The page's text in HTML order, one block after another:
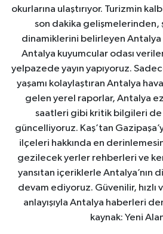
okurlarına ulaştırıyor. Turizmin
son dakika gelişmelerinden,
dinamiklerini belirleyen Antalya
Antalya kuyumcular odası
yelpazede yayın yapıyoruz.
yaşamı kolaylaştıran Antalya
gelen yerel raporlar, Antalya
saatleri gibi kritik bilgileri de
güncelliyoruz. Kaş’tan
ilçeleri hakkında en
gezilecek yerler rehberleri ve
yansıtan içeriklerle Antalya’nın
devam ediyoruz. Güvenilir, hızlı
anlayışıyla Antalya haberleri
kaynak: Yeni